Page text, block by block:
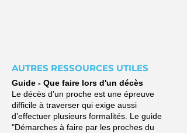
AUTRES RESSOURCES UTILES
Guide - Que faire lors d'un décès
Le décès d’un proche est une épreuve
difficile à traverser qui exige aussi
d’effectuer plusieurs formalités. Le guide
"Démarches à faire par les proches du